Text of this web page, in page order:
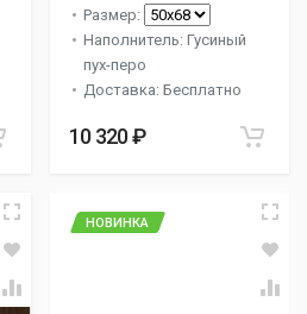
Размер:
Наполнитель: Гусиный
пух-перо
Доставка: Бесплатно
10 320 ₽
НОВИНКА